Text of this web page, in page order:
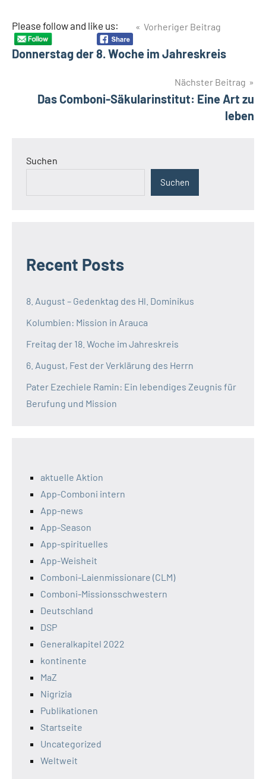
Please follow and like us:
BeitragsnavigationVorheriger Beitrag
Donnerstag der 8. Woche im Jahreskreis
Nächster Beitrag
Das Comboni-Säkularinstitut: Eine Art zu
leben
Suchen
Suchen
Recent Posts
8. August – Gedenktag des Hl. Dominikus
Kolumbien: Mission in Arauca
Freitag der 18. Woche im Jahreskreis
6. August, Fest der Verklärung des Herrn
Pater Ezechiele Ramin: Ein lebendiges Zeugnis für
Berufung und Mission
aktuelle Aktion
App-Comboni intern
App-news
App-Season
App-spirituelles
App-Weisheit
Comboni-Laienmissionare (CLM)
Comboni-Missionsschwestern
Deutschland
DSP
Generalkapitel 2022
kontinente
MaZ
Nigrizia
Publikationen
Startseite
Uncategorized
Weltweit